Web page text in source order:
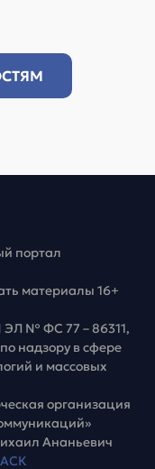
портал
материалы 16+
ЭЛ № ФС 77 – 86311,
надзору в сфере
и массовых
организация
Ананьевич
АСК